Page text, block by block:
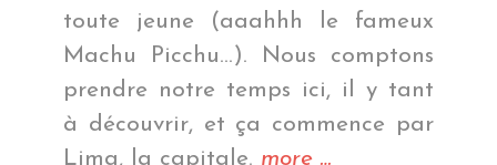
toute jeune (aaahhh le fameux
Machu Picchu…). Nous comptons
prendre notre temps ici, il y tant
à découvrir, et ça commence par
Lima, la capitale. more « Amérique
…